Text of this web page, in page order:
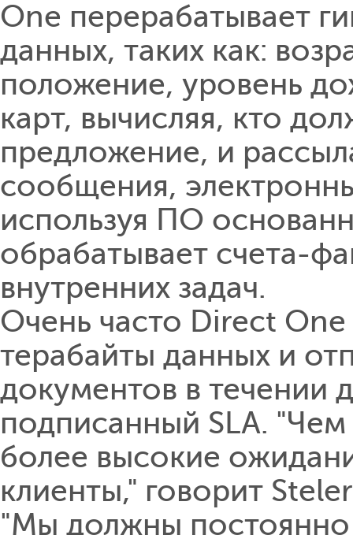
One перерабатывает
данных, таких как:
положение, уровень
карт, вычисляя, кто
предложение, и
сообщения,
используя ПО
обрабатывает счета-
внутренних задач.
Очень часто Direct
терабайты данных и
документов в течении
подписанный SLA.
более высокие
клиенты," говорит
"Мы должны постоянно